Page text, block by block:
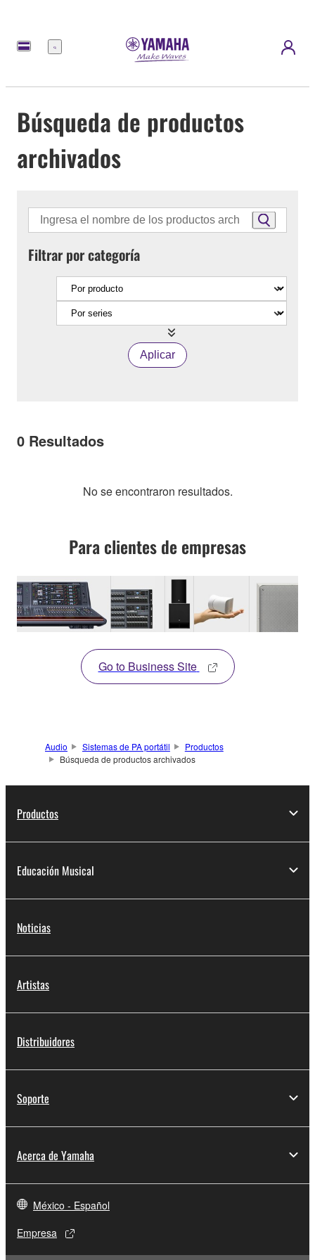
Menú
Búsqueda de productos
archivados
Filtrar por categoría
Aplicar
0 Resultados
No se encontraron resultados.
Para clientes de empresas
Go to Business Site
Audio Sistemas de PA portátil
Productos
Búsqueda de productos archivados
Productos
Educación Musical
Noticias
Artistas
Distribuidores
Soporte
Acerca de Yamaha
México - Español
Empresa